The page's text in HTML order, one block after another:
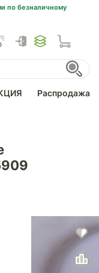
по безналичному
Распродажа